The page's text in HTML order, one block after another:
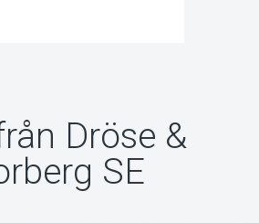
Dröse &
SE